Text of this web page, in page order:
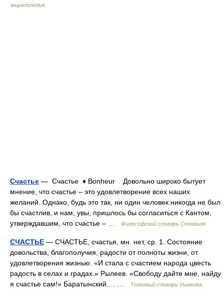
энциклопедия
Счастье — Счастье ♦ Bonheur Довольно широко бытует
мнение, что счастье – это удовлетворение всех наших
желаний. Однако, будь это так, ни один человек никогда не был
бы счастлив, и нам, увы, пришлось бы согласиться с Кантом,
утверждавшим, что счастье – …
Философский словарь Спонвиля
СЧАСТЬЕ — СЧАСТЬЕ, счастья, мн. нет, ср. 1. Состояние
довольства, благополучия, радости от полноты жизни, от
удовлетворения жизнью. «И стала с счастием народа цвесть
радость в селах и градах.» Рылеев. «Свободу дайте мне, найду
я счастье сам!» Баратынский.… …
Толковый словарь Ушакова